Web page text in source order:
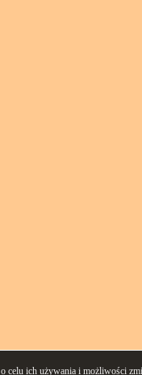
celu ich używania i możliwości